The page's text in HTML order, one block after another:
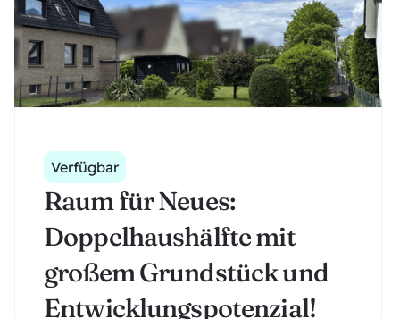
Verfügbar
Raum für Neues:
Doppelhaushälfte mit
großem Grundstück und
Entwicklungspotenzial!